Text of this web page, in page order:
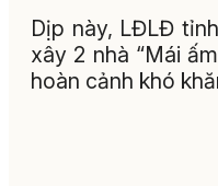
Dịp này, LĐLĐ
xây 2 nhà “Mái
hoàn cảnh khó